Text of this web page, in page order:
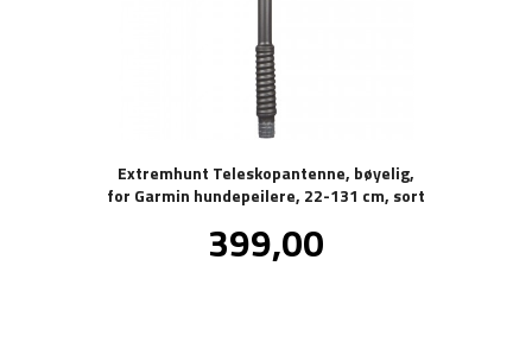
Extremhunt Teleskopantenne, bøyelig,
for Garmin hundepeilere, 22-131 cm, sort
Pris
399,00